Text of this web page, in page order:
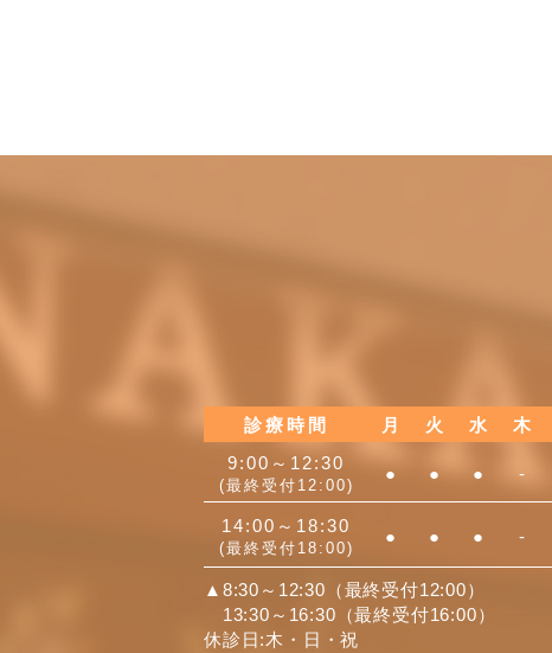
診療時間 月 火 水 木
9:00～12:30
(最終受付12:00)
● ● ● -
14:00～18:30
(最終受付18:00)
● ● ● -
▲8:30～12:30（最終受付12:00）
13:30～16:30（最終受付16:00）
休診日:木・日・祝